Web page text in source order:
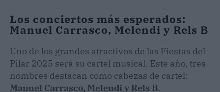
Los conciertos más esperados:
Manuel Carrasco, Melendi y Rels B
Uno de los grandes atractivos de las Fiestas del
Pilar 2025 será su cartel musical. Este año, tres
nombres destacan como cabezas de cartel:
Manuel Carrasco, Melendi y Rels B.